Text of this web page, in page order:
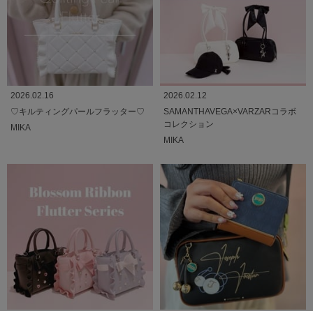
2026.02.16
♡キルティングパールフラッター♡
MIKA
2026.02.12
SAMANTHAVEGA×VARZARコラボ
コレクション
MIKA